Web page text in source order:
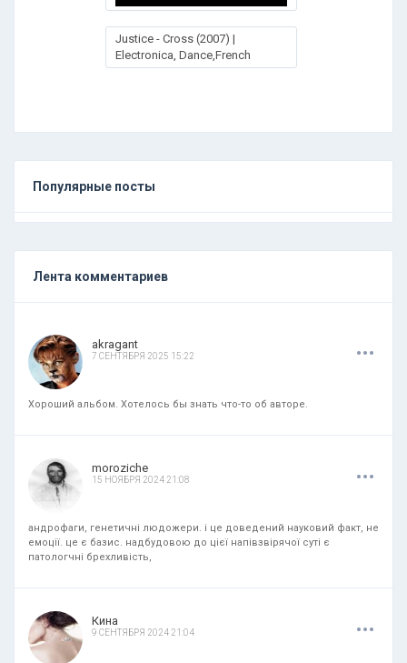
Justice - Cross (2007) |
Electronica, Dance,French
Популярные посты
Лента комментариев
akragant
7 СЕНТЯБРЯ 2025 15:22 ...
Хороший альбом. Хотелось бы знать что-то об авторе.
moroziche
15 НОЯБРЯ 2024 21:08 ...
андрофаги, генетичні людожери. і це доведений науковий факт, не
емоції. це є базис. надбудовою до цієї напівзвірячої суті є
патологчні брехливість,
Кина
9 СЕНТЯБРЯ 2024 21:04 ...